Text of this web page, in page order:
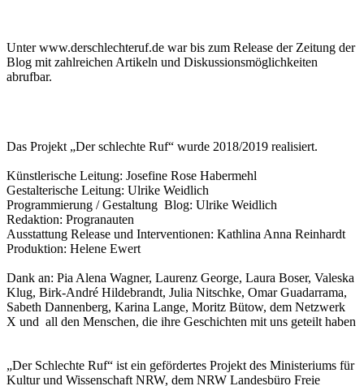
Unter www.derschlechteruf.de war bis zum Release der Zeitung der
Blog mit zahlreichen Artikeln und Diskussionsmöglichkeiten
abrufbar.
Das Projekt „Der schlechte Ruf“ wurde 2018/2019 realisiert.
Künstlerische Leitung: Josefine Rose Habermehl
Gestalterische Leitung: Ulrike Weidlich
Programmierung / Gestaltung Blog: Ulrike Weidlich
Redaktion: Progranauten
Ausstattung Release und Interventionen: Kathlina Anna Reinhardt
Produktion: Helene Ewert
Dank an: Pia Alena Wagner, Laurenz George, Laura Boser, Valeska
Klug, Birk-André Hildebrandt, Julia Nitschke, Omar Guadarrama,
Sabeth Dannenberg, Karina Lange, Moritz Bütow, dem Netzwerk
X und all den Menschen, die ihre Geschichten mit uns geteilt haben
„Der Schlechte Ruf“ ist ein gefördertes Projekt des Ministeriums für
Kultur und Wissenschaft NRW, dem NRW Landesbüro Freie